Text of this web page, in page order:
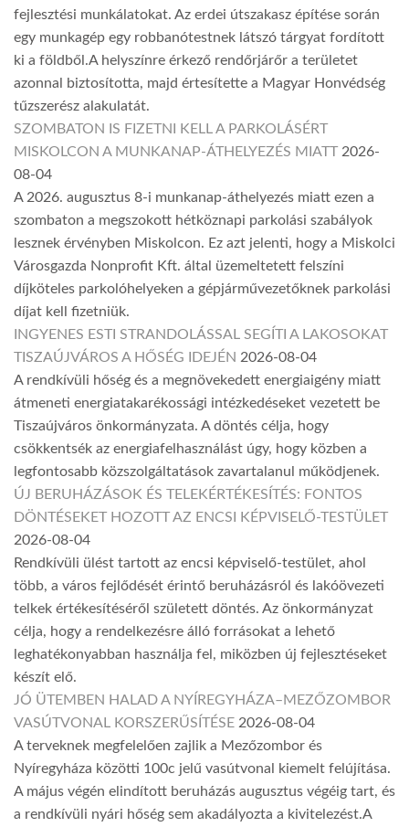
fejlesztési munkálatokat. Az erdei útszakasz építése során
egy munkagép egy robbanótestnek látszó tárgyat fordított
ki a földből.A helyszínre érkező rendőrjárőr a területet
azonnal biztosította, majd értesítette a Magyar Honvédség
tűzszerész alakulatát.
SZOMBATON IS FIZETNI KELL A PARKOLÁSÉRT
MISKOLCON A MUNKANAP-ÁTHELYEZÉS MIATT 2026-
08-04
A 2026. augusztus 8-i munkanap-áthelyezés miatt ezen a
szombaton a megszokott hétköznapi parkolási szabályok
lesznek érvényben Miskolcon. Ez azt jelenti, hogy a Miskolci
Városgazda Nonprofit Kft. által üzemeltetett felszíni
díjköteles parkolóhelyeken a gépjárművezetőknek parkolási
díjat kell fizetniük.
INGYENES ESTI STRANDOLÁSSAL SEGÍTI A LAKOSOKAT
TISZAÚJVÁROS A HŐSÉG IDEJÉN 2026-08-04
A rendkívüli hőség és a megnövekedett energiaigény miatt
átmeneti energiatakarékossági intézkedéseket vezetett be
Tiszaújváros önkormányzata. A döntés célja, hogy
csökkentsék az energiafelhasználást úgy, hogy közben a
legfontosabb közszolgáltatások zavartalanul működjenek.
ÚJ BERUHÁZÁSOK ÉS TELEKÉRTÉKESÍTÉS: FONTOS
DÖNTÉSEKET HOZOTT AZ ENCSI KÉPVISELŐ-TESTÜLET
2026-08-04
Rendkívüli ülést tartott az encsi képviselő-testület, ahol
több, a város fejlődését érintő beruházásról és lakóövezeti
telkek értékesítéséről született döntés. Az önkormányzat
célja, hogy a rendelkezésre álló forrásokat a lehető
leghatékonyabban használja fel, miközben új fejlesztéseket
készít elő.
JÓ ÜTEMBEN HALAD A NYÍREGYHÁZA–MEZŐZOMBOR
VASÚTVONAL KORSZERŰSÍTÉSE 2026-08-04
A terveknek megfelelően zajlik a Mezőzombor és
Nyíregyháza közötti 100c jelű vasútvonal kiemelt felújítása.
A május végén elindított beruházás augusztus végéig tart, és
a rendkívüli nyári hőség sem akadályozta a kivitelezést.A